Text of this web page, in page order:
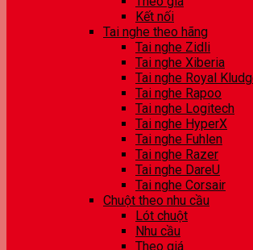
Kết nối
Tai nghe theo hãng
Tai nghe Zidli
Tai nghe Xiberia
Tai nghe Royal
Tai nghe Rapoo
Tai nghe Logitech
Tai nghe HyperX
Tai nghe Fuhlen
Tai nghe Razer
Tai nghe DareU
Tai nghe Corsair
Chuột theo nhu cầu
Lót chuột
Nhu cầu
Theo giá